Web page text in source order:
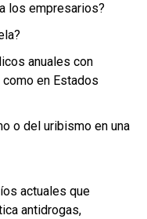
los empresarios?
anuales con
en Estados
o del uribismo en una
actuales que
antidrogas,